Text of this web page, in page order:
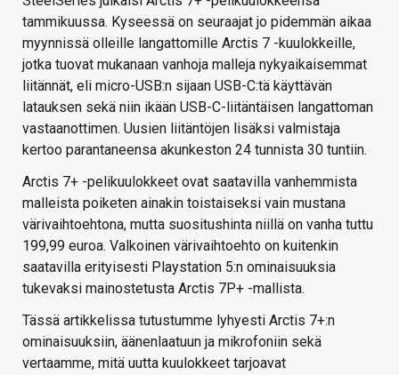
tammikuussa. Kyseessä on seuraajat jo pidemmän aikaa
myynnissä olleille langattomille Arctis 7 -kuulokkeille,
jotka tuovat mukanaan vanhoja malleja nykyaikaisemmat
liitännät, eli micro-USB:n sijaan USB-C:tä käyttävän
latauksen sekä niin ikään USB-C-liitäntäisen langattoman
vastaanottimen. Uusien liitäntöjen lisäksi valmistaja
kertoo parantaneensa akunkeston 24 tunnista 30 tuntiin.
Arctis 7+ -pelikuulokkeet ovat saatavilla vanhemmista
malleista poiketen ainakin toistaiseksi vain mustana
värivaihtoehtona, mutta suositushinta niillä on vanha tuttu
199,99 euroa. Valkoinen värivaihtoehto on kuitenkin
saatavilla erityisesti Playstation 5:n ominaisuuksia
tukevaksi mainostetusta Arctis 7P+ -mallista.
Tässä artikkelissa tutustumme lyhyesti Arctis 7+:n
ominaisuuksiin, äänenlaatuun ja mikrofoniin sekä
vertaamme, mitä uutta kuulokkeet tarjoavat